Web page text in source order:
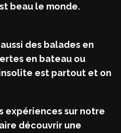
beau le monde.
des balades en
en bateau ou
est partout et on
expériences sur notre
découvrir une